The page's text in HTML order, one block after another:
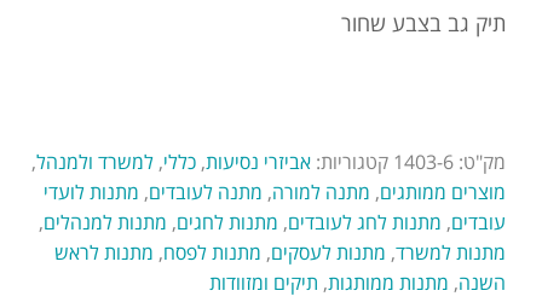
תיק גב בצבע שחור
מק"ט: 1403-6 קטגוריות: אביזרי נסיעות, כללי, למשרד ולמנהל,
מוצרים ממותגים, מתנה למורה, מתנה לעובדים, מתנות לועדי
עובדים, מתנות לחג לעובדים, מתנות לחגים, מתנות למנהלים,
מתנות למשרד, מתנות לעסקים, מתנות לפסח, מתנות לראש
השנה, מתנות ממותגות, תיקים ומזוודות